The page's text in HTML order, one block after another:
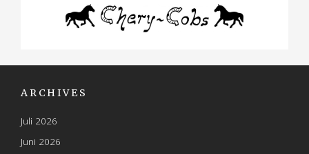
ARCHIVES
Juli 2026
Juni 2026